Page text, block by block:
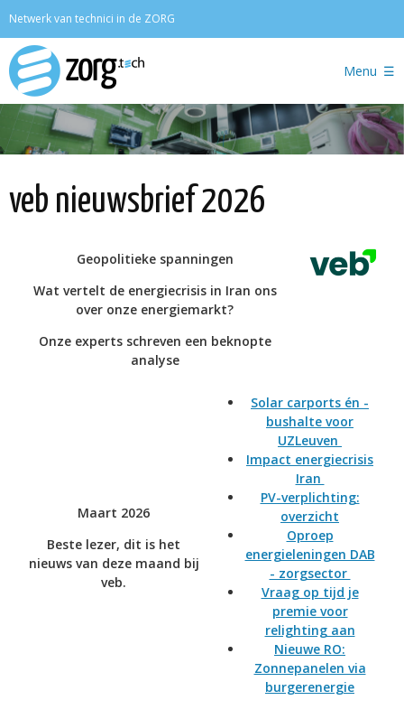
Netwerk van technici in de ZORG
Menu
veb nieuwsbrief 2026
Geopolitieke spanningen
Wat vertelt de energiecrisis in Iran ons
over onze energiemarkt?
Onze experts schreven een beknopte
analyse
Maart 2026
Beste lezer, dit is het
nieuws van deze maand bij
veb.
Solar carports én -
bushalte voor
UZLeuven
Impact energiecrisis
Iran
PV-verplichting:
overzicht
Oproep
energieleningen DAB
- zorgsector
Vraag op tijd je
premie voor
relighting aan
Nieuwe RO:
Zonnepanelen via
burgerenergie